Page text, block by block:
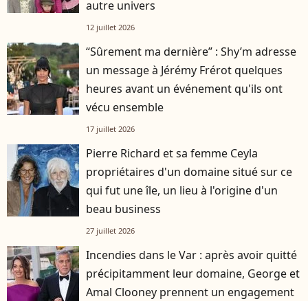
autre univers
12 juillet 2026
“Sûrement ma dernière” : Shy’m adresse
un message à Jérémy Frérot quelques
heures avant un événement qu'ils ont
vécu ensemble
17 juillet 2026
Pierre Richard et sa femme Ceyla
propriétaires d'un domaine situé sur ce
qui fut une île, un lieu à l'origine d'un
beau business
27 juillet 2026
Incendies dans le Var : après avoir quitté
précipitamment leur domaine, George et
Amal Clooney prennent un engagement